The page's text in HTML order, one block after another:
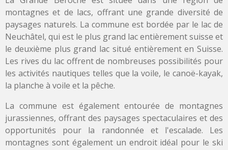
montagnes et de lacs, offrant une grande diversité de
paysages naturels. La commune est bordée par le lac de
Neuchâtel, qui est le plus grand lac entièrement suisse et
le deuxième plus grand lac situé entièrement en Suisse.
Les rives du lac offrent de nombreuses possibilités pour
les activités nautiques telles que la voile, le canoë-kayak,
la planche à voile et la pêche.
La commune est également entourée de montagnes
jurassiennes, offrant des paysages spectaculaires et des
opportunités pour la randonnée et l'escalade. Les
montagnes sont également un endroit idéal pour le ski